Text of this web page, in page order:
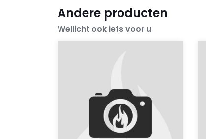
Andere producten
Wellicht ook iets voor u